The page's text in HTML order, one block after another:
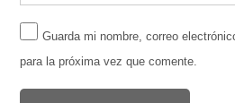
Guarda mi nombre, correo
para la próxima vez que comente.